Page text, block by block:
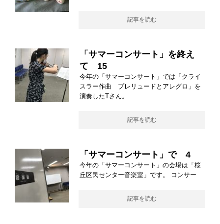
記事を読む
「サマーコンサート」を終え
て 15
今年の「サマーコンサート」では「クライ
スラー作曲 プレリュードとアレグロ」を
演奏したTさん。
記事を読む
「サマーコンサート」で 4
今年の「サマーコンサート」の会場は「桜
丘区民センター音楽室」です。 コンサー
記事を読む